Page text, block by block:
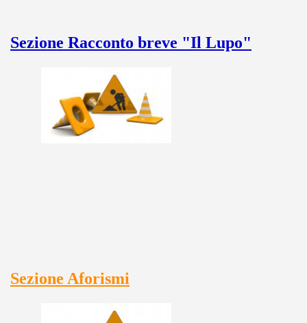
Sezione Racconto breve "Il Lupo"
Sezione Aforismi